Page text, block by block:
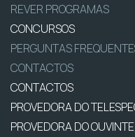
REVER PROGRAMAS
CONCURSOS
PERGUNTAS
CONTACTOS
CONTACTOS
PROVEDORA DO
PROVEDORA DO OUVINTE